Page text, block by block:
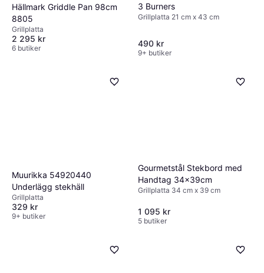
Hällmark Griddle Pan 98cm
8805
Grillplatta
2 295 kr
6 butiker
3 Burners
Grillplatta 21 cm x 43 cm
490 kr
9+ butiker
Muurikka 54920440
Underlägg stekhäll
Grillplatta
329 kr
9+ butiker
Gourmetstål Stekbord med
Handtag 34x39cm
Grillplatta 34 cm x 39 cm
1 095 kr
5 butiker